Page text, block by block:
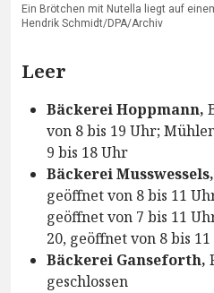
Ein Brötchen mit Nutella liegt auf
Hendrik Schmidt/DPA/Archiv
Leer
Bäckerei Hoppmann,
von 8 bis 19 Uhr;
9 bis 18 Uhr
Bäckerei Musswessels,
geöffnet von 8 bis 11
geöffnet von 7 bis 11
20, geöffnet von 8 bis
Bäckerei Ganseforth,
geschlossen